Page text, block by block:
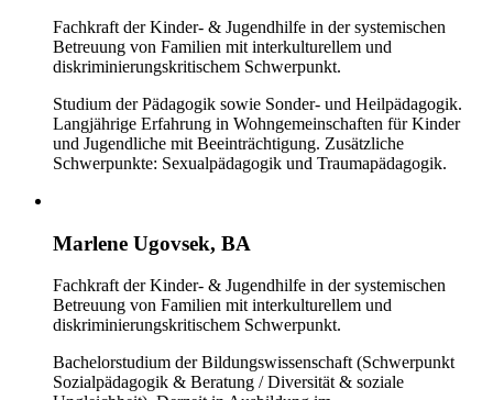
Fachkraft der Kinder- & Jugendhilfe in der systemischen
Betreuung von Familien mit interkulturellem und
diskriminierungskritischem Schwerpunkt.
Studium der Pädagogik sowie Sonder- und Heilpädagogik.
Langjährige Erfahrung in Wohngemeinschaften für Kinder
und Jugendliche mit Beeinträchtigung. Zusätzliche
Schwerpunkte: Sexualpädagogik und Traumapädagogik.
Marlene Ugovsek, BA
Fachkraft der Kinder- & Jugendhilfe in der systemischen
Betreuung von Familien mit interkulturellem und
diskriminierungskritischem Schwerpunkt.
Bachelorstudium der Bildungswissenschaft (Schwerpunkt
Sozialpädagogik & Beratung / Diversität & soziale